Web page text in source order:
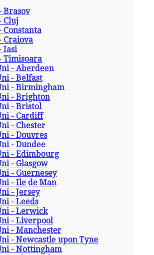
Brasov
Cluj
Constanta
Craiova
Iasi
Timisoara
- Aberdeen
- Belfast
- Birmingham
- Brighton
- Bristol
- Cardiff
- Chester
- Douvres
- Dundee
- Edimbourg
- Glasgow
- Guernesey
- Ile de Man
- Jersey
- Leeds
- Lerwick
- Liverpool
- Manchester
- Newcastle upon Tyne
- Nottingham